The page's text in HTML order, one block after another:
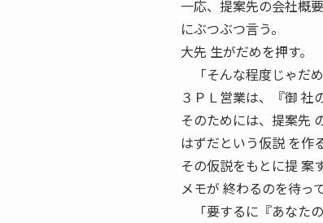
一応、提案先の会社概
にぶつぶつ言う。
大先 生がだめを押す。
「そんな程度じゃだめ
３ＰＬ営業は、『御 社
そのためには、提案先
はずだという仮説 を作
その仮説をもとに提
メモが 終わるのを待っ
「要するに『あなた